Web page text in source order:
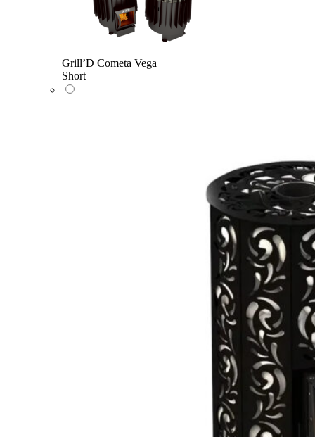
Grill’D Cometa Vega
Short